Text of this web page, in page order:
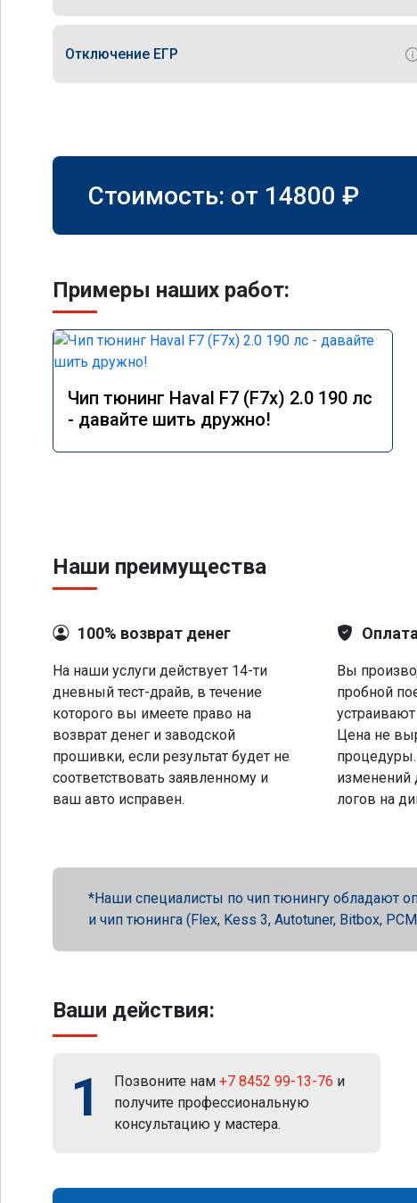
Отключение ЕГР
Стоимость: от 14800 ₽
Примеры наших работ:
Чип тюнинг Haval F7 (F7x) 2.0 190 лс
- давайте шить дружно!
Наши преимущества
100% возврат денег
На наши услуги действует 14-ти
дневный тест-драйв, в течение
которого вы имеете право на
возврат денег и заводской
прошивки, если результат будет не
соответствовать заявленному и
ваш авто исправен.
Вы
пробной
устраивают
Цена не
изменений
логов на
Наши специалисты по чип тюнингу обладают
и чип тюнинга (Flex, Kess 3, Autotuner, Bitbox,
Ваши действия:
1 Позвоните нам +7 8452 99-13-76 и
получите профессиональную
консультацию у мастера.